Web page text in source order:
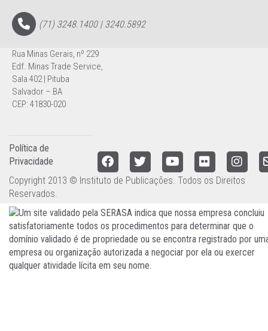
(71) 3248.1400 | 3240.5892
Rua Minas Gerais, nº 229
Edf. Minas Trade Service,
Sala 402 | Pituba
Salvador – BA
CEP: 41830-020
Política de
Privacidade
Copyright 2013 © Instituto de Publicações. Todos os Direitos
Reservados.